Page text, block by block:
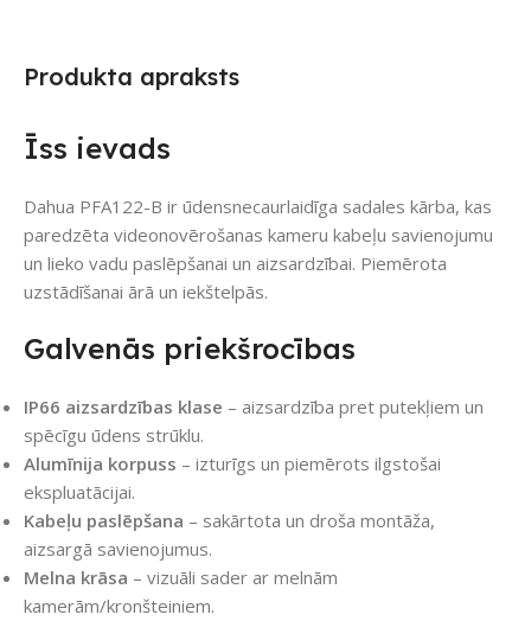
Produkta apraksts
Īss ievads
Dahua PFA122-B ir ūdensnecaurlaidīga sadales kārba, kas
paredzēta videonovērošanas kameru kabeļu savienojumu
un lieko vadu paslēpšanai un aizsardzībai. Piemērota
uzstādīšanai ārā un iekštelpās.
Galvenās priekšrocības
IP66 aizsardzības klase – aizsardzība pret putekļiem un
spēcīgu ūdens strūklu.
Alumīnija korpuss – izturīgs un piemērots ilgstošai
ekspluatācijai.
Kabeļu paslēpšana – sakārtota un droša montāža,
aizsargā savienojumus.
Melna krāsa – vizuāli sader ar melnām
kamerām/kronšteiniem.